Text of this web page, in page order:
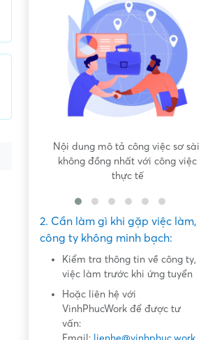
Nội dung mô tả công việc sơ sài,
không đồng nhất với công việc
thực tế
2. Cần làm gì khi gặp việc làm,
công ty không minh bạch:
Kiểm tra thông tin về công ty,
việc làm trước khi ứng tuyển
Hoặc liên hệ với
VinhPhucWork để được tư
vấn: